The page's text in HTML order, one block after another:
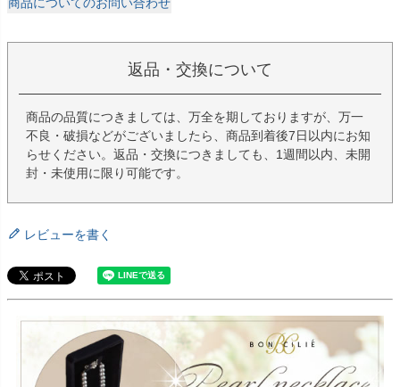
返品・交換について
商品の品質につきましては、万全を期しておりますが、万一
不良・破損などがございましたら、商品到着後7日以内にお知
らせください。返品・交換につきましても、1週間以内、未開
封・未使用に限り可能です。
レビューを書く